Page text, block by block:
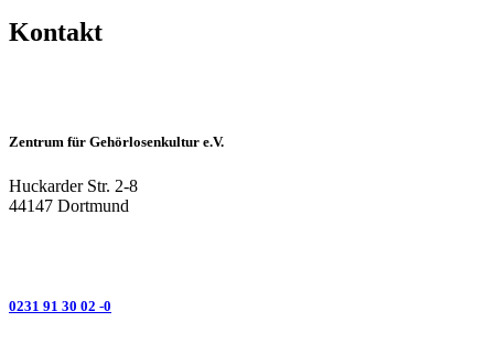
Kontakt
Zentrum für Gehörlosenkultur e.V.
Huckarder Str. 2-8
44147 Dortmund
0231 91 30 02 -0